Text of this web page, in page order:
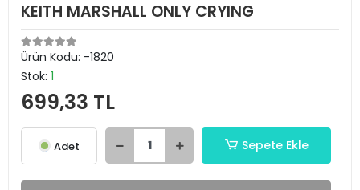
KEITH MARSHALL ONLY CRYING
Ürün Kodu: -1820
Stok: 1
699,33 TL
Adet Sepete Ekle